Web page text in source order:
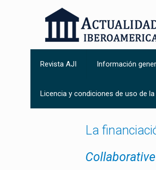
Revista AJI Información
Licencia y condiciones de uso de
La